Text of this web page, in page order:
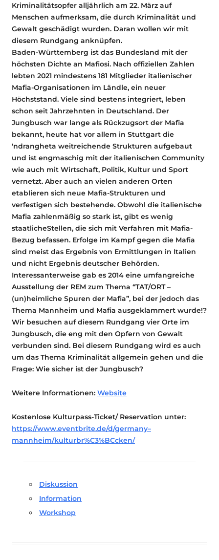
Kriminalitätsopfer alljährlich am 22. März auf
Menschen aufmerksam, die durch Kriminalität und
Gewalt geschädigt wurden. Daran wollen wir mit
diesem Rundgang anknüpfen.
Baden-Württemberg ist das Bundesland mit der
höchsten Dichte an Mafiosi. Nach offiziellen Zahlen
lebten 2021 mindestens 181 Mitglieder italienischer
Mafia-Organisationen im Ländle, ein neuer
Höchststand. Viele sind bestens integriert, leben
schon seit Jahrzehnten in Deutschland. Der
Jungbusch war lange als Rückzugsort der Mafia
bekannt, heute hat vor allem in Stuttgart die
‘ndrangheta weitreichende Strukturen aufgebaut
und ist engmaschig mit der italienischen Community
wie auch mit Wirtschaft, Politik, Kultur und Sport
vernetzt. Aber auch an vielen anderen Orten
etablieren sich neue Mafia-Strukturen und
verfestigen sich bestehende. Obwohl die italienische
Mafia zahlenmäßig so stark ist, gibt es wenig
staatlicheStellen, die sich mit Verfahren mit Mafia-
Bezug befassen. Erfolge im Kampf gegen die Mafia
sind meist das Ergebnis von Ermittlungen in Italien
und nicht Ergebnis deutscher Behörden.
Interessanterweise gab es 2014 eine umfangreiche
Ausstellung der REM zum Thema “TAT/ORT –
(un)heimliche Spuren der Mafia”, bei der jedoch das
Thema Mannheim und Mafia ausgeklammert wurde!?
Wir besuchen auf diesem Rundgang vier Orte im
Jungbusch, die eng mit den Opfern von Gewalt
verbunden sind. Bei diesem Rundgang wird es auch
um das Thema Kriminalität allgemein gehen und die
Frage: Wie sicher ist der Jungbusch?
Weitere Informationen: Website
Kostenlose Kulturpass-Ticket/ Reservation unter:
https://www.eventbrite.de/d/germany–
mannheim/kulturbr%C3%BCcken/
Diskussion
Information
Workshop